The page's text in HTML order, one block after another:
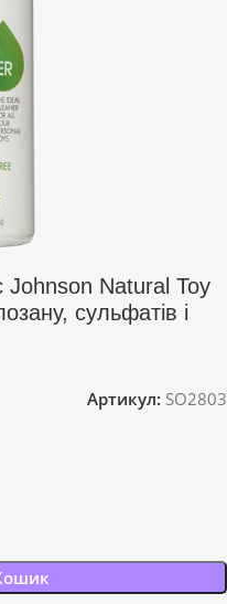
Johnson Natural Toy
сульфатів і
Артикул: SO2803